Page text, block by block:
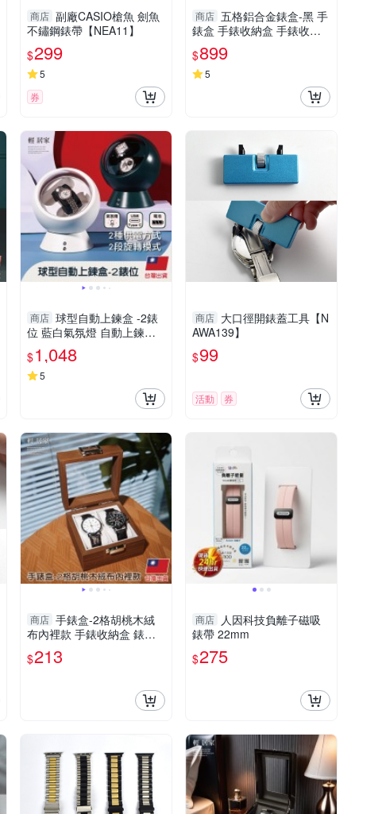
商店 副廠CASIO槍魚 劍魚
不鏽鋼錶帶【NEA11】
$299
5
券
商店 五格鋁合金錶盒-黑 手
錶盒 手錶收納盒 手錶收藏
盒 手錶展示盒 手錶陳列盒-
輕居家8505
$899
5
商店 球型自動上鍊盒 -2錶
位 藍白氣氛燈 自動上鍊盒
自動上鍊錶盒 搖錶器-輕居
家8694
$1,048
5
商店 大口徑開錶蓋工具【N
AWA139】
$99
活動 券
商店 手錶盒-2格胡桃木絨
布內裡款 手錶收納盒 錶盒
手錶盒 手錶收納-輕居家879
9
$213
商店 人因科技負離子磁吸
錶帶 22mm
$275